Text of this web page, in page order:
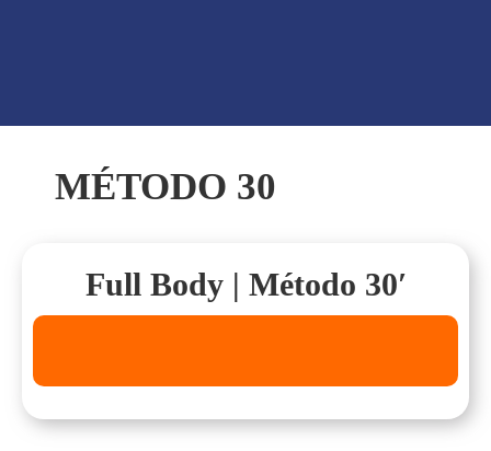
MÉTODO 30
Full Body | Método 30′